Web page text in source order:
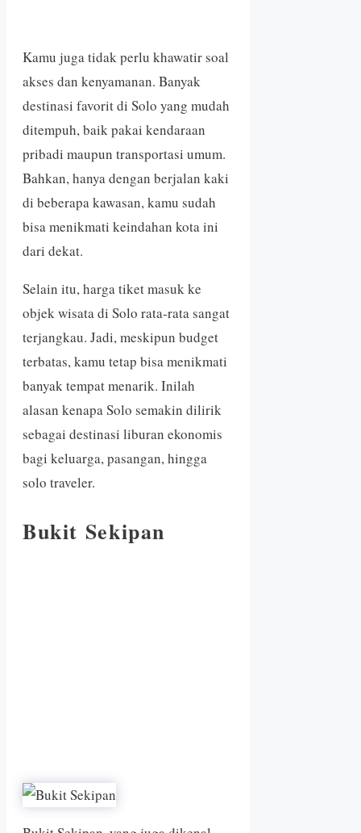
Kamu juga tidak perlu khawatir soal
akses dan kenyamanan. Banyak
destinasi favorit di Solo yang mudah
ditempuh, baik pakai kendaraan
pribadi maupun transportasi umum.
Bahkan, hanya dengan berjalan kaki
di beberapa kawasan, kamu sudah
bisa menikmati keindahan kota ini
dari dekat.
Selain itu, harga tiket masuk ke
objek wisata di Solo rata-rata sangat
terjangkau. Jadi, meskipun budget
terbatas, kamu tetap bisa menikmati
banyak tempat menarik. Inilah
alasan kenapa Solo semakin dilirik
sebagai destinasi liburan ekonomis
bagi keluarga, pasangan, hingga
solo traveler.
Bukit Sekipan